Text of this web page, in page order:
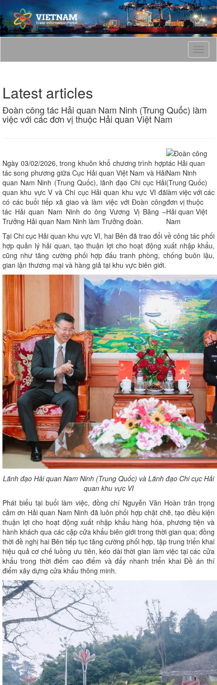
T
o
n
a
t
o
n
Latest articles
Đoàn công tác Hải quan Nam Ninh (Trung Quốc) làm
việc với các đơn vị thuộc Hải quan Việt Nam
Ngày 03/02/2026, trong khuôn khổ chương trình hợp
tác song phương giữa Cục Hải quan Việt Nam và Hải
quan Nam Ninh (Trung Quốc), lãnh đạo Chi cục Hải
quan khu vực V và Chi cục Hải quan khu vực VI đã
có các buổi tiếp xã giao và làm việc với Đoàn công
tác Hải quan Nam Ninh do ông Vương Vị Băng –
Trưởng Hải quan Nam Ninh làm Trưởng đoàn.
Tại Chi cục Hải quan khu vực VI, hai Bên đã trao đổi về công tác phối
hợp quản lý hải quan, tạo thuận lợi cho hoạt động xuất nhập khẩu,
cũng như tăng cường phối hợp đấu tranh phòng, chống buôn lậu,
gian lận thương mại và hàng giả tại khu vực biên giới.
Lãnh đạo Hải quan Nam Ninh (Trung Quốc) và Lãnh đạo Chi cục Hải
quan khu vực VI
Phát biểu tại buổi làm việc, đồng chí Nguyễn Văn Hoàn trân trọng
cảm ơn Hải quan Nam Ninh đã luôn phối hợp chặt chẽ, tạo điều kiện
thuận lợi cho hoạt động xuất nhập khẩu hàng hóa, phương tiện và
hành khách qua các cặp cửa khẩu biên giới trong thời gian qua; đồng
thời đề nghị hai Bên tiếp tục tăng cường phối hợp, tập trung triển khai
hiệu quả cơ chế luồng ưu tiên, kéo dài thời gian làm việc tại các cửa
khẩu trong thời điểm cao điểm và đẩy nhanh triển khai Đề án thí
điểm xây dựng cửa khẩu thông minh.